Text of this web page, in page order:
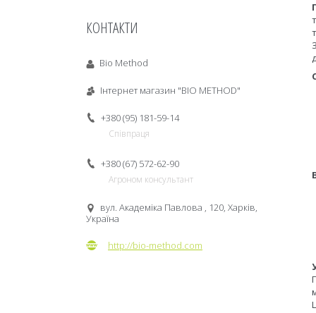
КОНТАКТИ
Bio Method
Інтернет магазин "BIO METHOD"
+380 (95) 181-59-14
Співпраця
+380 (67) 572-62-90
Агроном консультант
вул. Академіка Павлова , 120, Харків,
Україна
http://bio-method.com